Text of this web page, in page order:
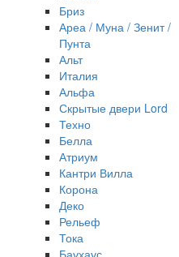
Бриз
Ареа / Муна / Зенит /
Пунта
Альт
Италия
Альфа
Скрытые двери Lord
Техно
Белла
Атриум
Кантри Вилла
Корона
Деко
Рельеф
Тока
Баухаус